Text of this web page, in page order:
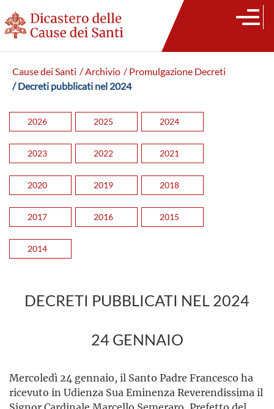
Cause dei Santi / Archivio / Promulgazione Decreti
/ Decreti pubblicati nel 2024
2026 2025 2024
2023 2022 2021
2020 2019 2018
2017 2016 2015
2014
DECRETI PUBBLICATI NEL 2024
24 GENNAIO
Mercoledì 24 gennaio, il Santo Padre Francesco ha
ricevuto in Udienza Sua Eminenza Reverendissima il